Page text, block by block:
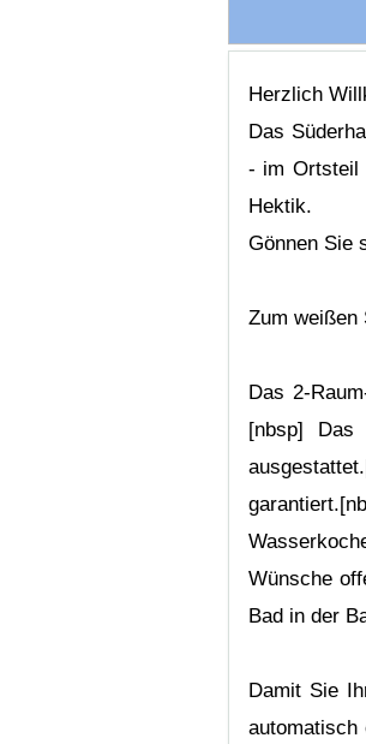
Herzlich
Das
- im Ortsteil
Hektik.
Gönnen Sie
Zum
Das 2-
[nbsp] Das
Wünsche
Bad in der
Damit Sie
automatisch